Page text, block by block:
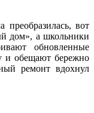
вот
дом», а школьники
обновленные
и обещают бережно
ремонт вдохнул